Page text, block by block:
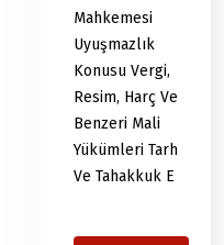
Mahkemesi
Uyuşmazlık
Konusu Vergi,
Resim, Harç Ve
Benzeri Mali
Yükümleri Tarh
Ve Tahakkuk E